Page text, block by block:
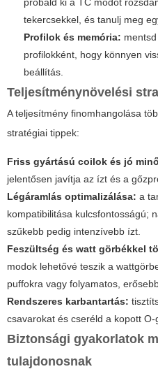
tekercsekkel, és tanulj meg
Profilok és memória:
profilokként, hogy könnyen
beállítás.
Teljesítménynövelési
A teljesítmény finomhangolása
stratégiai tippek:
Friss gyártású coilok és jó
jelentősen javítja az ízt és a
Légáramlás optimalizálása: a
kompatibilitása kulcsfontosságú;
szűkebb pedig intenzívebb ízt.
Feszültség és watt görbékkel
modok lehetővé teszik a
puffokra vagy folyamatos,
Rendszeres karbantartás:
csavarokat és cseréld a kopott O-
Biztonsági gyakorlatok
tulajdonosnak